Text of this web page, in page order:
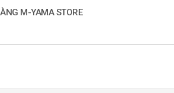
M-YAMA STORE